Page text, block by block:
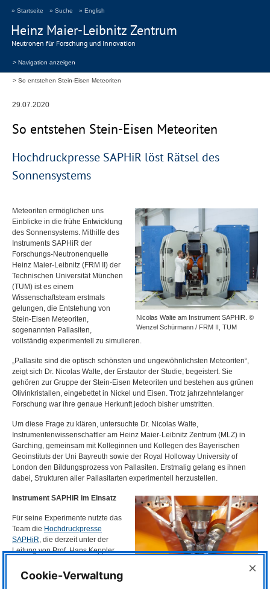
Heinz Maier-Leibnitz Zentrum
Neutronen für Forschung und Innovation
» Startseite » Suche » English
> Navigation anzeigen
So entstehen Stein-Eisen Meteoriten
29.07.2020
So entstehen Stein-Eisen Meteoriten
Hochdruckpresse SAPHiR löst Rätsel des
Sonnensystems
Nicolas Walte am Instrument SAPHiR. ©
Wenzel Schürmann / FRM II, TUM
Meteoriten ermöglichen uns
Einblicke in die frühe Entwicklung
des Sonnensystems. Mithilfe des
Instruments SAPHiR der
Forschungs-Neutronenquelle
Heinz Maier-Leibnitz (FRM
II) der
Technischen Universität München
(TUM) ist es einem
Wissenschaftsteam erstmals
gelungen, die Entstehung von
Stein-Eisen Meteoriten,
sogenannten Pallasiten,
vollständig experimentell zu simulieren.
„Pallasite sind die optisch schönsten und ungewöhnlichsten Meteoriten“,
zeigt sich Dr. Nicolas Walte, der Erstautor der Studie, begeistert. Sie
gehören zur Gruppe der Stein-Eisen Meteoriten und bestehen aus grünen
Olivinkristallen, eingebettet in Nickel und Eisen. Trotz jahrzehntelanger
Forschung war ihre genaue Herkunft jedoch bisher umstritten.
Um diese Frage zu klären, untersuchte Dr. Nicolas Walte,
Instrumentenwissenschaftler am Heinz Maier-Leibnitz Zentrum (MLZ) in
Garching, gemeinsam mit Kolleginnen und Kollegen des Bayerischen
Geoinstituts der Uni Bayreuth sowie der Royal Holloway University of
London den Bildungsprozess von Pallasiten. Erstmalig gelang es ihnen
dabei, Strukturen aller Pallasitarten experimentell herzustellen.
Instrument SAPHiR im Einsatz
Für seine Experimente nutzte das
Team die Hochdruckpresse
SAPHiR, die derzeit unter der
Leitung von Prof. Hans Keppler
MLZaufgebaut wird. Noch erhält
Cookie-Verwaltung ×